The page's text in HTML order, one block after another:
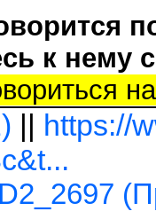
к нему
|| https://